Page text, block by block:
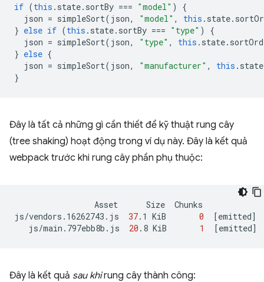
if (this . state. sortBy === "model" )
{
json = simpleSort( json, "model" , this . state.
} else if (this . state. sortBy === "type" )
{
json = simpleSort( json, "type" , this . state.
} else {
json = simpleSort( json, "manufacturer" , this . state
}
Đây là tất cả những gì cần thiết để kỹ thuật rung cây
(tree shaking) hoạt động trong ví dụ này. Đây là kết quả
webpack trước khi rung cây phần phụ thuộc:
Asset Size
Chunks
js/vendors.16262743.js
37.1 KiB 0 [emitted]
js/main.797ebb8b.js
20 .8 KiB 1 [emitted]
Đây là kết quả sau khirung cây thành công: